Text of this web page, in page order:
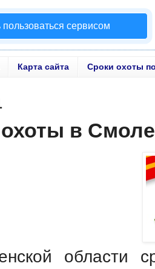
пользоваться сервисом
Карта сайта Сроки охоты
в
области